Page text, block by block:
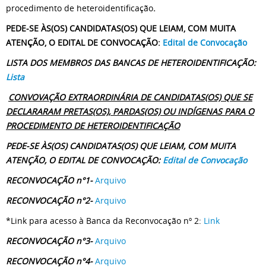
procedimento de heteroidentificação.
PEDE-SE ÀS(OS) CANDIDATAS(OS) QUE LEIAM, COM MUITA
ATENÇÃO, O EDITAL DE CONVOCAÇÃO: Edital de Convocação
LISTA DOS MEMBROS DAS BANCAS DE HETEROIDENTIFICAÇÃO:
Lista
CONVOVAÇÃO EXTRAORDINÁRIA DE CANDIDATAS(OS) QUE SE
DECLARARAM PRETAS(OS), PARDAS(OS) OU INDÍGENAS PARA O
PROCEDIMENTO DE HETEROIDENTIFICAÇÃO
PEDE-SE ÀS(OS) CANDIDATAS(OS) QUE LEIAM, COM MUITA
ATENÇÃO, O EDITAL DE CONVOCAÇÃO: Edital de Convocação
RECONVOCAÇÃO n°1-Arquivo
RECONVOCAÇÃO n°2-Arquivo
*Link para acesso à Banca da Reconvocação nº 2: Link
RECONVOCAÇÃO n°3-Arquivo
RECONVOCAÇÃO n°4-Arquivo